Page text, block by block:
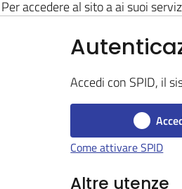
Per accedere al sito a ai suoi
Accedi con SPID, il
Come attivare SPID
Altre utenze